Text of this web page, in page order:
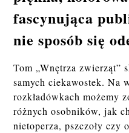
fascynująca
nie sposób się
Tom „Wnętrza zwierząt”
samych ciekawostek. Na
rozkładówkach możemy
różnych osobników, jak
nietoperza, pszczoły czy